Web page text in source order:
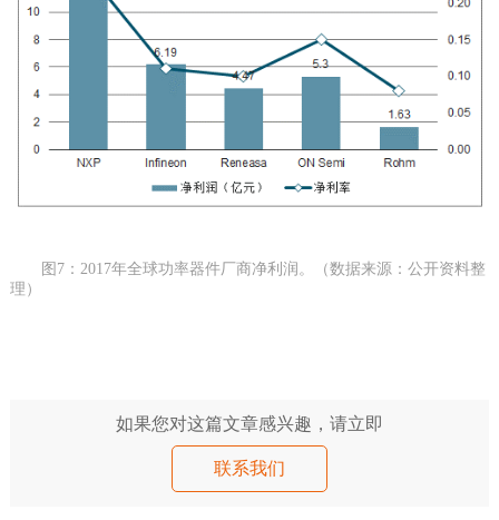
图7：2017年全球功率器件厂商净利润。（数据来源：公开资料整
理）
如果您对这篇文章感兴趣，请立即
联系我们